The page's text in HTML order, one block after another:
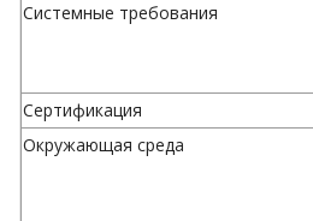
Системные требования
Сертификация
Окружающая среда